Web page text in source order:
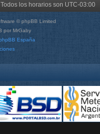
Todos los horarios son UTC-03:00
© phpBB Limited
por MrGaby
España